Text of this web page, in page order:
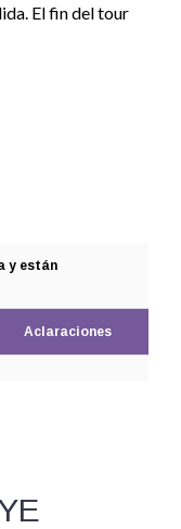
El fin del tour
y están
Aclaraciones